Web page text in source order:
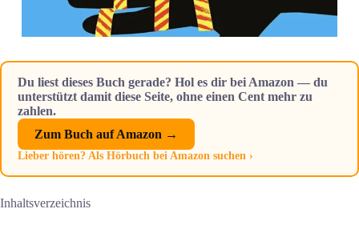
Du liest dieses Buch gerade? Hol es dir bei Amazon — du
unterstützt damit diese Seite, ohne einen Cent mehr zu
zahlen.
Zum Buch auf Amazon →
Lieber hören? Als Hörbuch bei Amazon suchen ›
Inhaltsverzeichnis